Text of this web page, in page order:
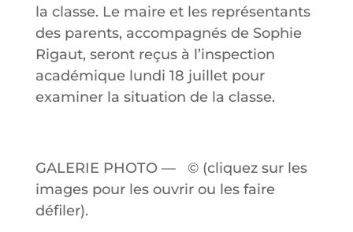
la classe. Le maire et les représentants
des parents, accompagnés de Sophie
Rigaut, seront reçus à l’inspection
académique lundi 18 juillet pour
examiner la situation de la classe.
GALERIE PHOTO — © (cliquez sur les
images pour les ouvrir ou les faire
défiler).